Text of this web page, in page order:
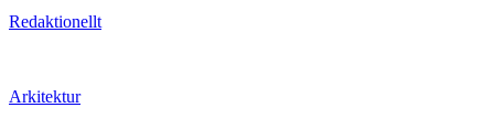
Redaktionellt
Arkitektur